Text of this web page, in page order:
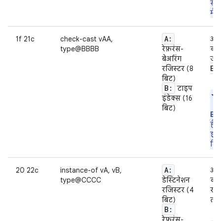
1f 21c
check-cast vAA,
type@BBBB
A:
रेफ़रंस-
बेअरिंग
रजिस्टर (8
बिट)
B:
टाइप
इंडेक्स (16
बिट)
को
जा
B
है,
20 22c
instance-of vA, vB,
type@CCCC
A:
डेस्टिनेशन
रजिस्टर (4
बिट)
B:
तो